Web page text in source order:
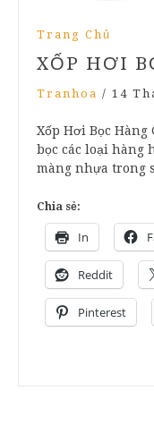
Trang Chủ
XỐP HƠI
Tranhoa / 14
Xốp Hơi Bọc Hàng
bọc các loại hàng
màng nhựa trong
Chia sẻ:
In
Reddit
Pinterest